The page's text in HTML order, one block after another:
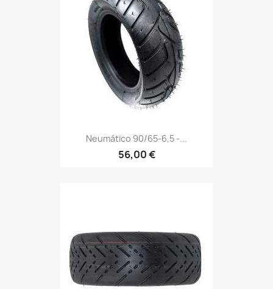
Neumático 90/65-6,5 -...
56,00 €